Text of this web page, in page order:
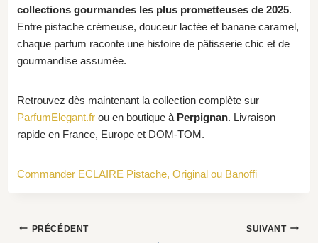
collections gourmandes les plus prometteuses de 2025.
Entre pistache crémeuse, douceur lactée et banane caramel,
chaque parfum raconte une histoire de pâtisserie chic et de
gourmandise assumée.
Retrouvez dès maintenant la collection complète sur
ParfumElegant.fr ou en boutique à Perpignan. Livraison
rapide en France, Europe et DOM-TOM.
Commander ECLAIRE Pistache, Original ou Banoffi
Navigation
PRÉCÉDENT SUIVANT